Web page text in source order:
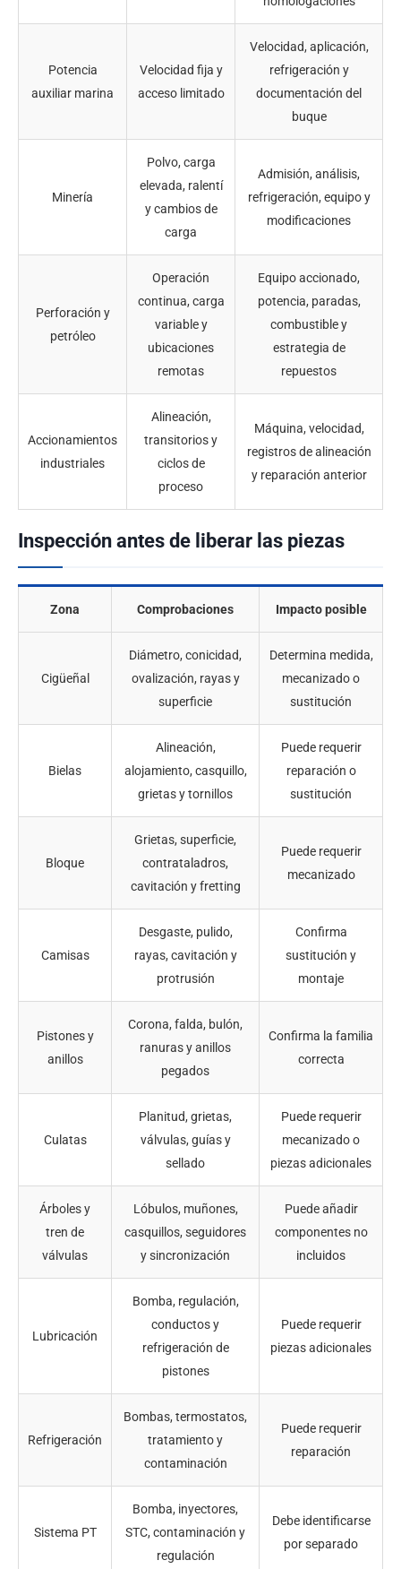
Potencia
auxiliar marina
Velocidad fija y
acceso limitado
Velocidad, aplicación,
refrigeración y
documentación del
buque
Minería
Polvo, carga
elevada, ralentí
y cambios de
carga
Admisión, análisis,
refrigeración, equipo y
modificaciones
Perforación y
petróleo
Operación
continua, carga
variable y
ubicaciones
remotas
Equipo accionado,
potencia, paradas,
combustible y
estrategia de
repuestos
Accionamientos
industriales
Alineación,
transitorios y
ciclos de
proceso
Máquina, velocidad,
registros de alineación
y reparación anterior
Inspección antes de liberar las piezas
Zona Comprobaciones Impacto posible
Cigüeñal
Diámetro, conicidad,
ovalización, rayas y
superficie
Determina medida,
mecanizado o
sustitución
Bielas
Alineación,
alojamiento, casquillo,
grietas y tornillos
Puede requerir
reparación o
sustitución
Bloque
Grietas, superficie,
contrataladros,
cavitación y fretting
Puede requerir
mecanizado
Camisas
Desgaste, pulido,
rayas, cavitación y
protrusión
Confirma
sustitución y
montaje
Pistones y
anillos
Corona, falda, bulón,
ranuras y anillos
pegados
Confirma la familia
correcta
Culatas
Planitud, grietas,
válvulas, guías y
sellado
Puede requerir
mecanizado o
piezas adicionales
Árboles y
tren de
válvulas
Lóbulos, muñones,
casquillos, seguidores
y sincronización
Puede añadir
componentes no
incluidos
Lubricación
Bomba, regulación,
conductos y
refrigeración de
pistones
Puede requerir
piezas adicionales
Refrigeración
Bombas, termostatos,
tratamiento y
contaminación
Puede requerir
reparación
Sistema PT
Bomba, inyectores,
STC, contaminación y
regulación
Debe identificarse
por separado